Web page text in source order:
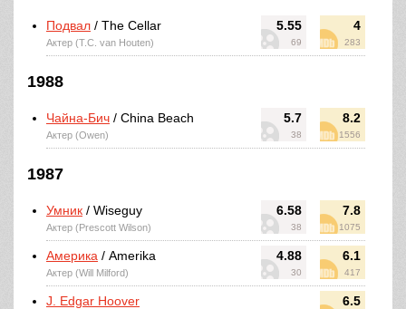
5.55
69
4
283
Подвал / The Cellar
Актер (T.C. van Houten)
1988
5.7
38
8.2
1556
Чайна-Бич / China Beach
Актер (Owen)
1987
6.58
38
7.8
1075
Умник / Wiseguy
Актер (Prescott Wilson)
4.88
30
6.1
417
Америка / Amerika
Актер (Will Milford)
6.5
J. Edgar Hoover